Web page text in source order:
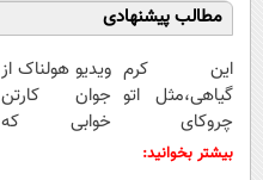
مطالب پیشنهادی
این کرم
گیاهی،مثل اتو
چروکای
پوستتوصاف
ویدیو هولناک از
جوان کارتن
خوابی که
بیشتر بخوانید: